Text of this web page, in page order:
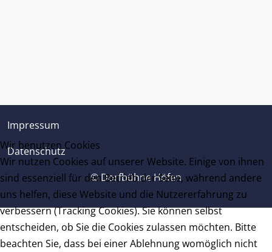
Impressum
Datenschutz
© Dorfbühne Höfen
Wir benutzen Cookies
Wir nutzen Cookies auf unserer Website. Einige von ihnen
sind essenziell für den Betrieb der Seite, während andere
uns helfen, diese Website und die Nutzererfahrung zu
verbessern (Tracking Cookies). Sie können selbst
entscheiden, ob Sie die Cookies zulassen möchten. Bitte
beachten Sie, dass bei einer Ablehnung womöglich nicht